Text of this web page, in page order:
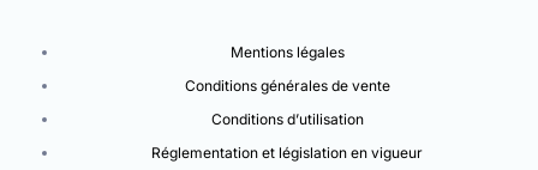
Mentions légales
Conditions générales de vente
Conditions d’utilisation
Réglementation et législation en vigueur